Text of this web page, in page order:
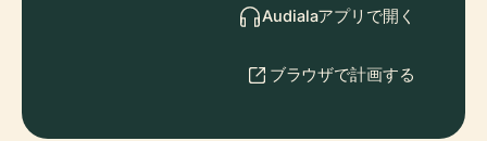
Audialaアプリで開く
ブラウザで計画する